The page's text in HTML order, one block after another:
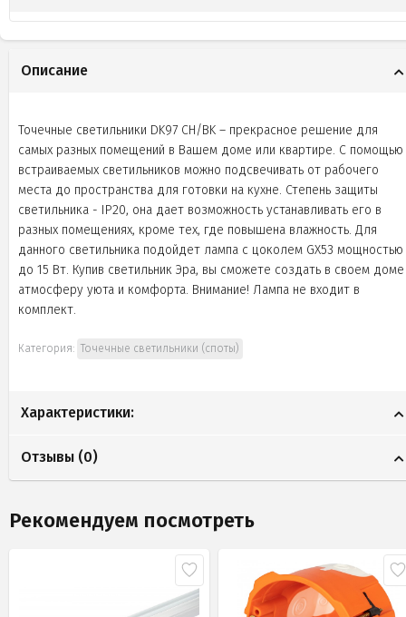
Описание
Точечные светильники DK97 CH/BK – прекрасное решение для
самых разных помещений в Вашем доме или квартире. С помощью
встраиваемых светильников можно подсвечивать от рабочего
места до пространства для готовки на кухне. Степень защиты
светильника - IP20, она дает возможность устанавливать его в
разных помещениях, кроме тех, где повышена влажность. Для
данного светильника подойдет лампа с цоколем GX53 мощностью
до 15 Вт. Купив светильник Эра, вы сможете создать в своем доме
атмосферу уюта и комфорта. Внимание! Лампа не входит в
комплект.
Категория: Точечные светильники (споты)
Характеристики:
Отзывы (0)
Рекомендуем посмотреть